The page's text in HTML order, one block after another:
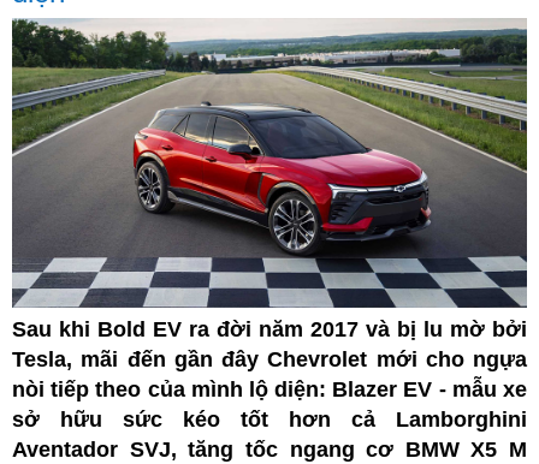
Sau khi Bold EV ra đời năm 2017 và bị lu mờ bởi
Tesla, mãi đến gần đây Chevrolet mới cho ngựa
nòi tiếp theo của mình lộ diện: Blazer EV - mẫu xe
sở hữu sức kéo tốt hơn cả Lamborghini
Aventador SVJ, tăng tốc ngang cơ BMW X5 M